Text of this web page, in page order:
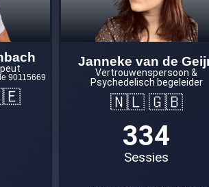
90115669
Janneke van de
Vertrouwenspersoon &
Psychedelisch begeleider
🇳🇱 🇬🇧
Sessies
334